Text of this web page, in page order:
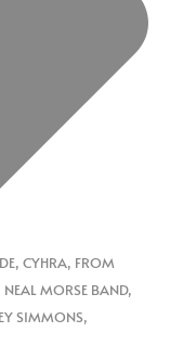
, CYHRA, FROM
NEAL MORSE BAND,
SIMMONS,